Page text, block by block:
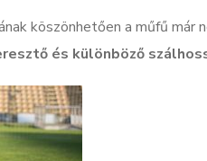
köszönhetően a műfű már
és különböző